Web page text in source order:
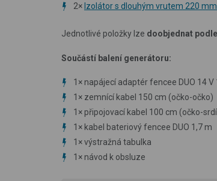
2×Izolátor s dlouhým vrutem 220 mm
Jednotlivé položky lze doobjednat
Součástí balení generátoru:
1× napájecí adaptér fencee DUO 14 V
1× zemnící kabel 150 cm (očko-očko)
1× připojovací kabel 100 cm (očko-
1× kabel bateriový fencee DUO 1,7 m
1× výstražná tabulka
1× návod k obsluze